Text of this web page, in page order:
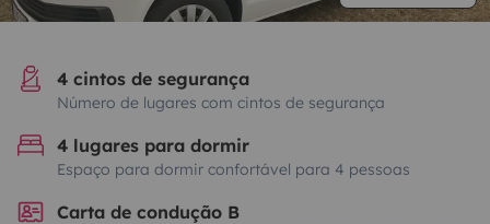
4 cintos de segurança
Número de lugares com cintos de segurança
4 lugares para dormir
Espaço para dormir confortável para 4 pessoas
Carta de condução B